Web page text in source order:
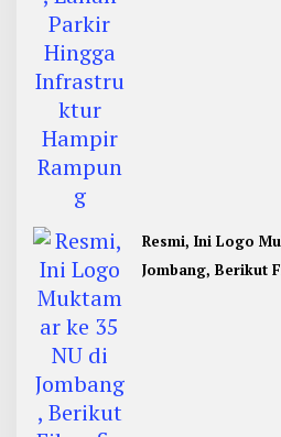
Resmi, Ini Logo
Jombang, Berikut